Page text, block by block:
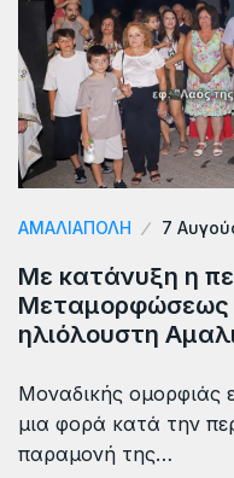
ΑΜΑΛΙΆΠΟΛΗ 7
Με κατάνυξη η
Μεταμορφώσεως
ηλιόλουστη
Μοναδικής ομορφιάς
μια φορά κατά την
παραμονή της…